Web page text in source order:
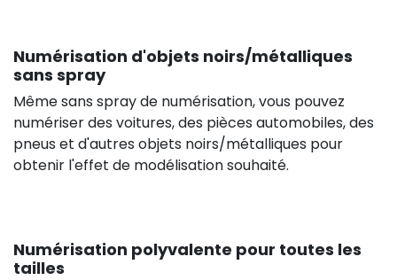
Numérisation d'objets noirs/métalliques
sans spray
Même sans spray de numérisation, vous pouvez
numériser des voitures, des pièces automobiles, des
pneus et d'autres objets noirs/métalliques pour
obtenir l'effet de modélisation souhaité.
Numérisation polyvalente pour toutes les
tailles